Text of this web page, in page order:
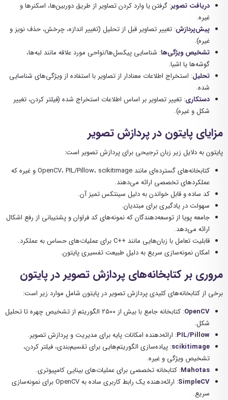
دریافت تصویر: گرفتن یا وارد کردن تصاویر از طریق دوربین‌ها، اسکنرها و
غیره.
پیش‌پردازش: تغییر تصاویر قبل از تحلیل (تغییر اندازه، چرخش، حذف نویز و
غیره).
تشخیص ویژگی‌ها: شناسایی پیکسل‌ها/نواحی مورد علاقه مانند لبه‌ها،
گوشه‌ها یا اشیا.
تحلیل: استخراج اطلاعات معنادار از تصاویر با استفاده از ویژگی‌های شناسایی
شده.
دستکاری: تغییر تصاویر بر اساس اطلاعات استخراج شده (فیلتر کردن، تغییر
شکل و غیره).
مزایای پایتون در پردازش تصویر
پایتون به دلایل زیر زبان ترجیحی برای پردازش تصویر است:
کتابخانه‌های گسترده‌ای مانند OpenCV، PIL/Pillow، scikitimage و غیره که
عملکردهای تخصصی ارائه می‌دهند.
کد ساده و قابل خواندن به دلیل سینتکس تمیز آن.
سهولت در یادگیری برای مبتدیان.
جامعه پویا از توسعه‌دهندگان که نمونه‌های کد فراوان و پشتیبانی از رفع اشکال
ارائه می‌دهد.
قابلیت تعامل با زبان‌هایی مانند ++C برای عملیات‌های حساس به عملکرد.
امکان نمونه‌سازی سریع به دلیل طبیعت تفسیری پایتون.
مروری بر کتابخانه‌های پردازش تصویر در پایتون
برخی از کتابخانه‌های کلیدی پردازش تصویر در پایتون شامل موارد زیر است:
OpenCV
: کتابخانه جامع با بیش از ۲۵۰۰ الگوریتم از تشخیص چهره تا تحلیل
شکل.
PIL/Pillow: ارائه‌دهنده امکانات پایه برای مدیریت و پردازش تصویر.
scikitimage: پیاده‌سازی الگوریتم‌هایی برای تقسیم‌بندی، فیلتر کردن،
تشخیص ویژگی و غیره.
Mahotas: کتابخانه تخصصی برای عملیات‌های بینایی کامپیوتری.
SimpleCV
: ارائه‌دهنده یک رابط کاربری ساده به OpenCV برای نمونه‌سازی
سریع.